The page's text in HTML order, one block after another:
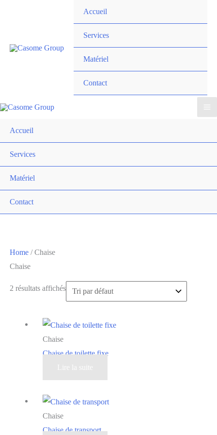
Accueil
Services
Matériel
Contact
Accueil
Services
Matériel
Contact
Home / Chaise
Chaise
2 résultats affichés
Chaise
Chaise de toilette fixe
Lire la suite
Chaise
Chaise de transport